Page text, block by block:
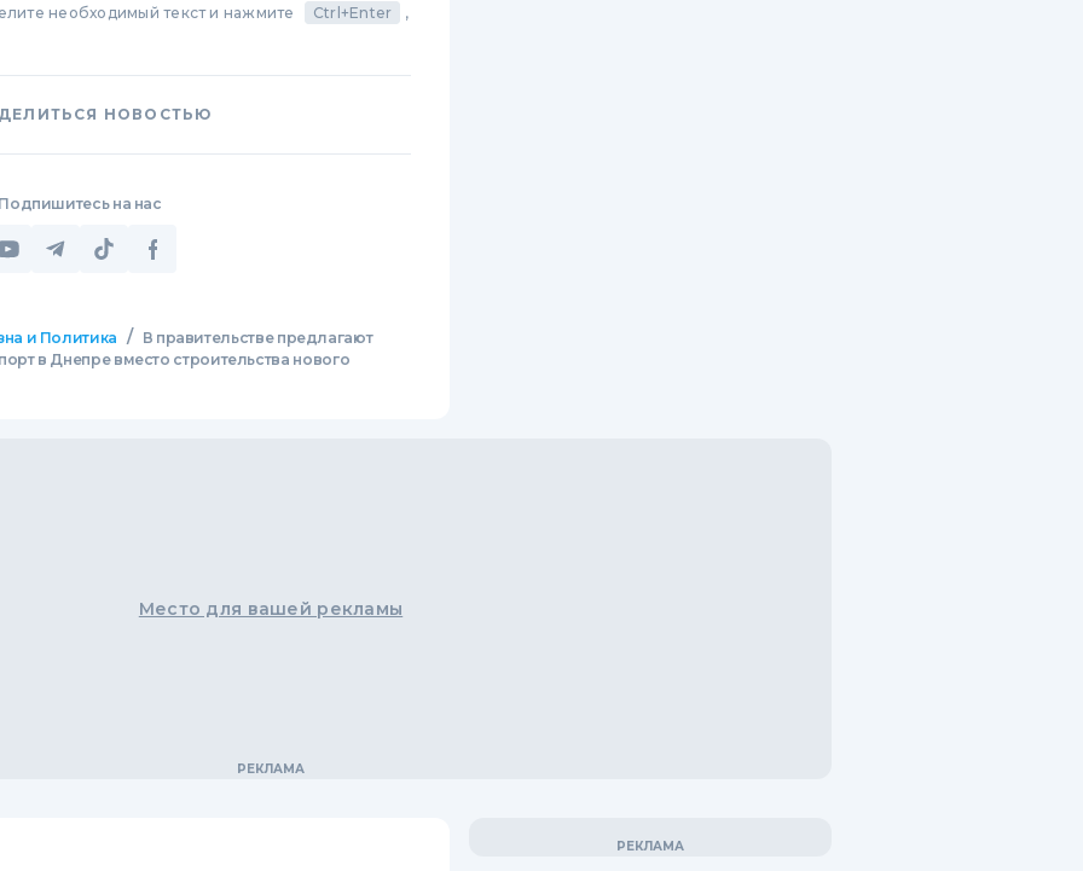
необходимый текст и нажмите Ctrl+Enter ,
НОВОСТЬЮ
на нас
и Политика /
В правительстве предлагают
в Днепре вместо строительства нового
Место для вашей рекламы